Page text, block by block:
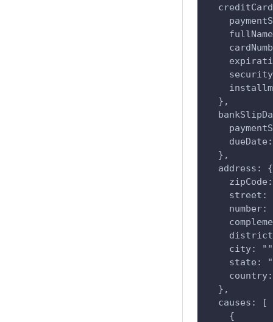
  },
  },
  address: {
street:
number:
city:
state:
  },
  causes: [
    {